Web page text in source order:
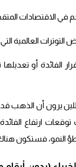
في الاقتصادات
التوترات العالمية
الفائدة أو
يرون أن الذهب
توقعات ارتفاع
النمو، فستكون